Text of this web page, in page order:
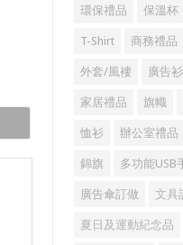
環保禮品 保溫杯
T-Shirt 商務禮品
外套/風褸 廣告衫
家居禮品 旗幟
恤衫 辦公室禮品
錦旗 多功能USB
廣告傘訂做 文具
夏日及運動紀念品